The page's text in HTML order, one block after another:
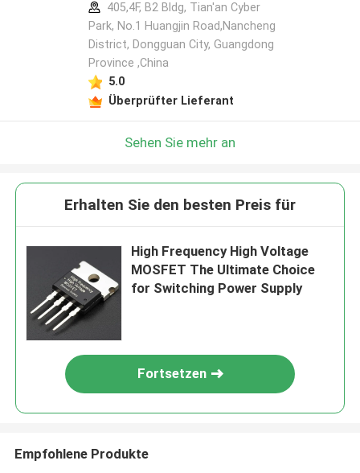
405,4F, B2 Bldg, Tian'an Cyber
Park, No.1 Huangjin Road,Nancheng
District, Dongguan City, Guangdong
Province ,China
5.0
Überprüfter Lieferant
Sehen Sie mehr an
Erhalten Sie den besten Preis für
High Frequency High Voltage
MOSFET The Ultimate Choice
for Switching Power Supply
Fortsetzen
Empfohlene Produkte